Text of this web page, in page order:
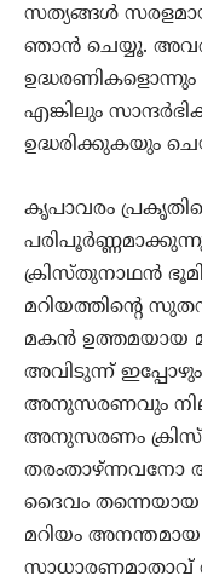
സത്യങ്ങള്‍
ഞാന്‍ ചെയ്യൂ.
ഉദ്ധരണികളൊന്നും
എങ്കിലും
ഉദ്ധരിക്കുകയും
കൃപാവരം
ക്രിസ്തുനാഥന്‍
മറിയത്തിന്റെ
മകന്‍ ഉത്തമയായ
അവിടുന്ന്
അനുസരണവും
അനുസരണം
തരംതാഴ്ന്നവനോ
ദൈവം
മറിയം